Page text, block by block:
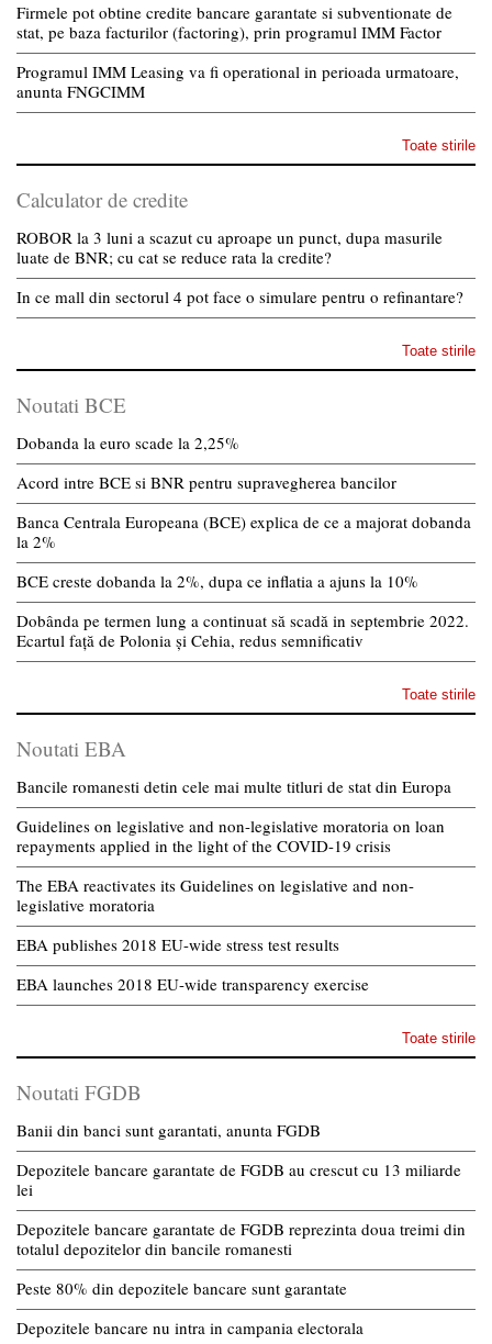
Firmele pot obtine credite bancare garantate si subventionate de
stat, pe baza facturilor (factoring), prin programul IMM Factor
Programul IMM Leasing va fi operational in perioada urmatoare,
anunta FNGCIMM
Toate stirile
Calculator de credite
ROBOR la 3 luni a scazut cu aproape un punct, dupa masurile
luate de BNR; cu cat se reduce rata la credite?
In ce mall din sectorul 4 pot face o simulare pentru o refinantare?
Toate stirile
Noutati BCE
Dobanda la euro scade la 2,25%
Acord intre BCE si BNR pentru supravegherea bancilor
Banca Centrala Europeana (BCE) explica de ce a majorat dobanda
la 2%
BCE creste dobanda la 2%, dupa ce inflatia a ajuns la 10%
Dobânda pe termen lung a continuat să scadă in septembrie 2022.
Ecartul față de Polonia și Cehia, redus semnificativ
Toate stirile
Noutati EBA
Bancile romanesti detin cele mai multe titluri de stat din Europa
Guidelines on legislative and non-legislative moratoria on loan
repayments applied in the light of the COVID-19 crisis
The EBA reactivates its Guidelines on legislative and non-
legislative moratoria
EBA publishes 2018 EU-wide stress test results
EBA launches 2018 EU-wide transparency exercise
Toate stirile
Noutati FGDB
Banii din banci sunt garantati, anunta FGDB
Depozitele bancare garantate de FGDB au crescut cu 13 miliarde
lei
Depozitele bancare garantate de FGDB reprezinta doua treimi din
totalul depozitelor din bancile romanesti
Peste 80% din depozitele bancare sunt garantate
Depozitele bancare nu intra in campania electorala